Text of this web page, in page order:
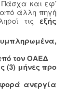
Πάσχα και εφ’
άλλη πηγή
τις εξής
τον ΟΑΕΔ
(3) μήνες προ
ανεργία